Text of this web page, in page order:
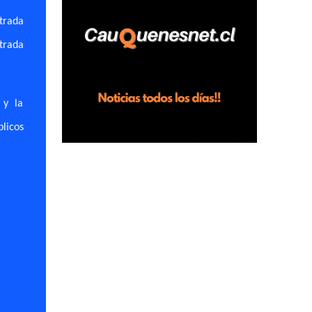
y la
en el sector Dollimbuta, comuna de
Pelluhue. Allí, mientras se encontraba junto
plantación de frutillas, habría sostenido una